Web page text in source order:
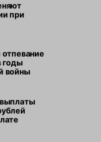
при
годы
войны